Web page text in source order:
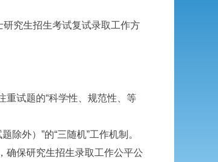
究生招生考试复试录取工作方
试题的“科学性、规范性、等
外）”的“三随机”工作机制。
保研究生招生录取工作公平公